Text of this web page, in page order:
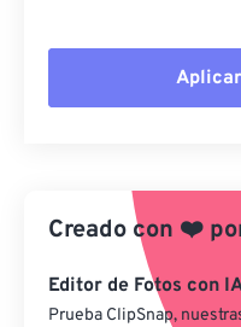
Aplicar desde
Guardar como
Creado con ❤️
Editor de Fotos con
Prueba ClipSnap,